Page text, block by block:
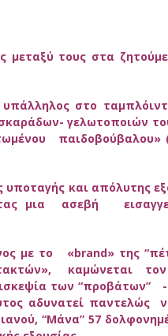
μεταξύ τους στα
στο
γελωτοποιών
και απόλυτης
μια ασεβή
με το «brand» της
καμώνεται
των
αδυνατεί παντελώς
“Μάνα” 57